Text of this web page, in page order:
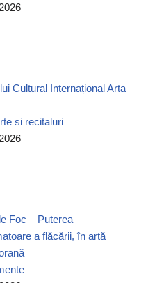
Cultural Internațional Arta
si recitaluri
Foc – Puterea
a flăcării, în artă